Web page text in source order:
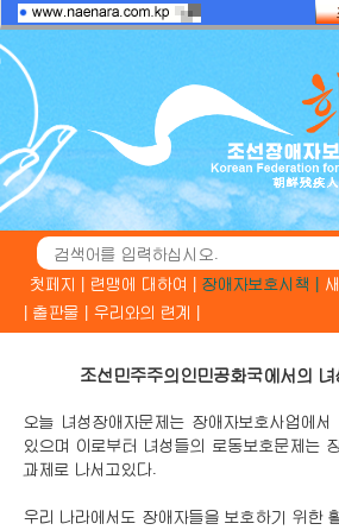
첫페지 | 련맹에 대하여 | 장애자보호시책 |
출판물 | 우리와의 련계 |
조선민주주의인민공화국에서의
오늘 녀성장애자문제는 장애자보호사업에
있으며 이로부터 녀성들의 로동보호문제는
과제로 나서고있다.
우리 나라에서도 장애자들을 보호하기 위한